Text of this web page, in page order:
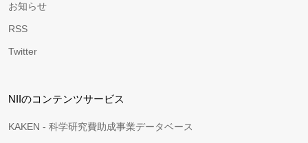
お知らせ
RSS
Twitter
NIIのコンテンツサービス
KAKEN - 科学研究費助成事業データベース